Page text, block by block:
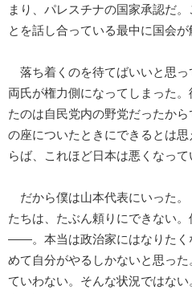
まり、パレスチナの国家承認だ
とを話し合っている最中に国会が
落ち着くのを待てばいいと思っ
両氏が権力側になってしまった
たのは自民党内の野党だったか
の座についたときにできるとは
らば、これほど日本は悪くなって
だから僕は山本代表にいった。
たちは、たぶん頼りにできない
――。本当は政治家にはなりたく
めて自分がやるしかないと思っ
ていわない。そんな状況ではな